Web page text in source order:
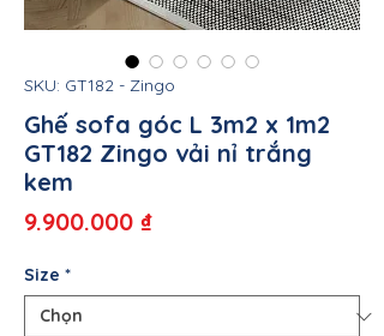
SKU: GT182 - Zingo
Ghế sofa góc L 3m2 x 1m2
GT182 Zingo vải nỉ trắng
kem
9.900.000 ₫Giá
Size *